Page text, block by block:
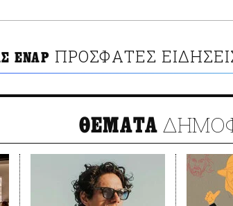
ΕΝΑΡ ΠΡΟΣΦΑΤΕΣ
ΘΕΜΑΤΑ